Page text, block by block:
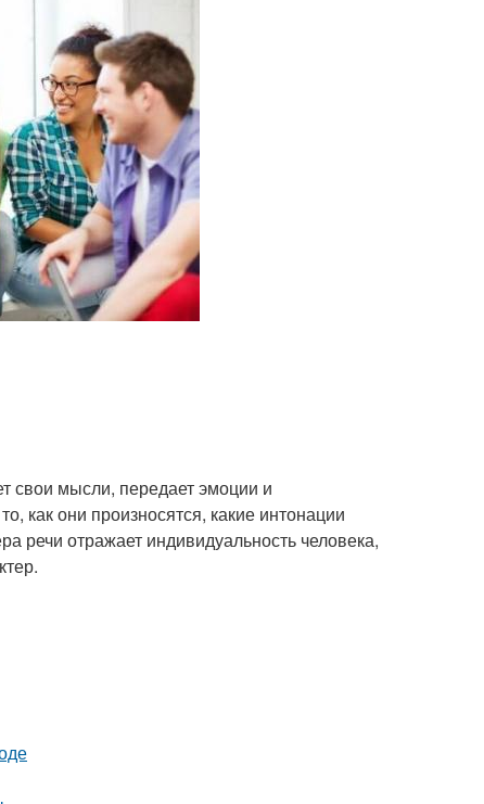
свои мысли, передает эмоции и
как они произносятся, какие интонации
речи отражает индивидуальность человека,